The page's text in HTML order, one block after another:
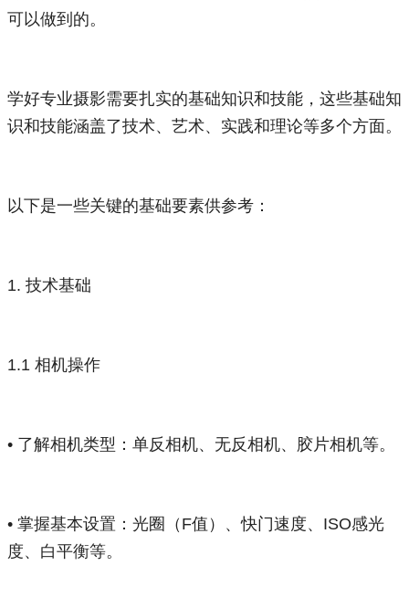
可以做到的。
学好专业摄影需要扎实的基础知识和技能，这些基础知
识和技能涵盖了技术、艺术、实践和理论等多个方面。
以下是一些关键的基础要素供参考：
1. 技术基础
1.1 相机操作
• 了解相机类型：单反相机、无反相机、胶片相机等。
• 掌握基本设置：光圈（F值）、快门速度、ISO感光
度、白平衡等。